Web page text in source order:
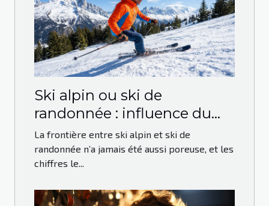
Ski alpin ou ski de
randonnée : influence du
mode d’acquisition sur la
pratique
La frontière entre ski alpin et ski de
randonnée n’a jamais été aussi poreuse, et les
chiffres le...